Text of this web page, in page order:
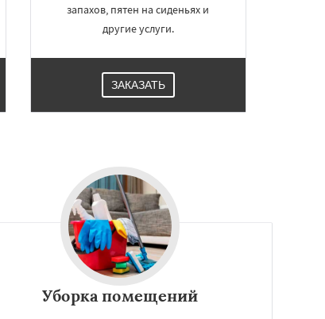
запахов, пятен на сиденьях и
другие услуги.
ЗАКАЗАТЬ
Уборка помещений